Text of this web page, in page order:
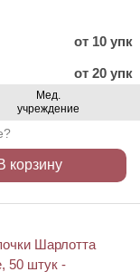
от 10 упк
от 20 упк
Мед.
учреждение
корзину